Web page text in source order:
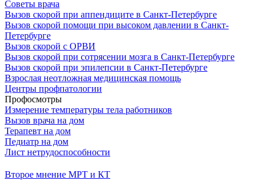
Советы врача
Вызов скорой при аппендиците в Санкт-Петербурге
Вызов скорой помощи при высоком давлении в Санкт-
Петербурге
Вызов скорой с ОРВИ
Вызов скорой при сотрясении мозга в Санкт-Петербурге
Вызов скорой при эпилепсии в Санкт-Петербурге
Взрослая неотложная медицинская помощь
Центры профпатологии
Профосмотры
Измерение температуры тела работников
Вызов врача на дом
Терапевт на дом
Педиатр на дом
Лист нетрудоспособности
Второе мнение МРТ и КТ